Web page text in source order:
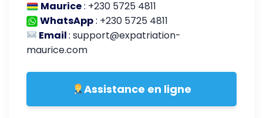
Maurice: +230 5725 4811
WhatsApp: +230 5725 4811
Email:support@expatriation-
maurice.com
Assistance en ligne